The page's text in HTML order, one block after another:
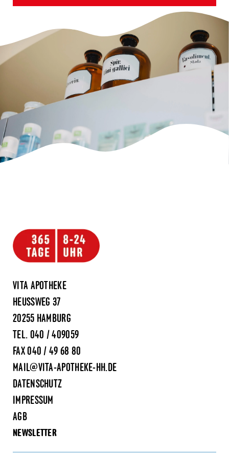
VITA APOTHEKE
HEUSSWEG 37
20255 HAMBURG
TEL. 040 / 409059
FAX 040 / 49 68 80
MAIL@VITA-APOTHEKE-HH.DE
DATENSCHUTZ
IMPRESSUM
AGB
NEWSLETTER